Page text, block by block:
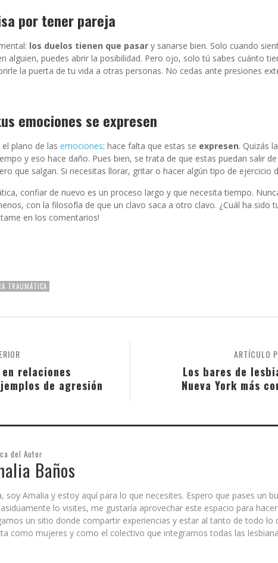
por tener pareja
los duelos tienen que pasar y sanarse bien. Solo cuando
alguien, puedes abrir la posibilidad. Pero ojo, solo tú sabes cuánto
la puerta de tu vida a otras personas. No cedas ante presiones
emociones se expresen
plano de las emociones: hace falta que estas se expresen. Quizás
y eso hace daño. Pues bien, se trata de que estas puedan salir
que salgan. Si necesitas llorar, gritar o hacer algún tipo de ejercicio
confiar de nuevo es un proceso largo y que necesita tiempo.
con la filosofía de que un clavo saca a otro clavo. ¿Cuál ha sido
en los comentarios!
TRAUMÁTICA
ARTÍCULO
Los bares de
Nueva York más
relaciones
de agresión
del Autor
Baños
soy Amalia y estoy aquí para lo que necesites. Espero que pases un
lo visites, me gustaría aprovechar este espacio para
un sitio donde compartir experiencias y estar al tanto de todo lo
como mujeres y como el colectivo que integramos todas las